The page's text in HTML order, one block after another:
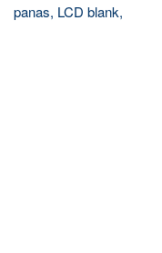
panas, LCD blank,